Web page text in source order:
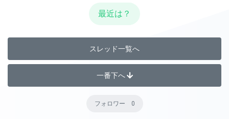
最近は？
スレッド一覧へ
一番下へ
フォロワー 0